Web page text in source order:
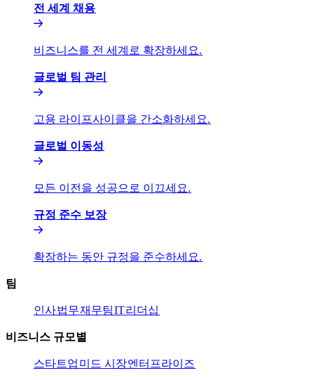
전 세계 채용​​
비즈니스를 전 세계로 확장하세요.​​
글로벌 팀 관리​​
고용 라이프사이클을 간소화하세요.​​
글로벌 이동성​​
모든 이전을 성공으로 이끄세요.​​
규정 준수 보장​​
확장하는 동안 규정을 준수하세요.​​
팀​​
인사​​법무​​재무팀​​IT​​리더십​​
비즈니스 규모별​​
스타트업​​ 미드 시장​​엔터프라이즈​​